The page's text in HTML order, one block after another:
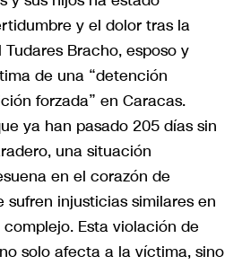
y el dolor tras la
Bracho, esposo y
de una “detención
forzada” en Caracas.
ya han pasado 205 días sin
una situación
en el corazón de
sufren injusticias similares en
Esta violación de
solo afecta a la víctima, sino